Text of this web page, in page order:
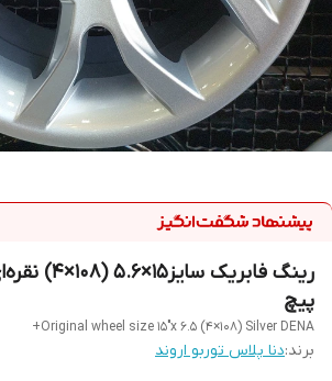
پیچ
Original wheel size 15"x 6.5 (4×108) Silver DENA+
برند:دنا پلاس توربو اروند